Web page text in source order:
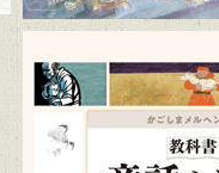
～」（12/9～R9/6/21）
～」（11/1～R9/3/15）